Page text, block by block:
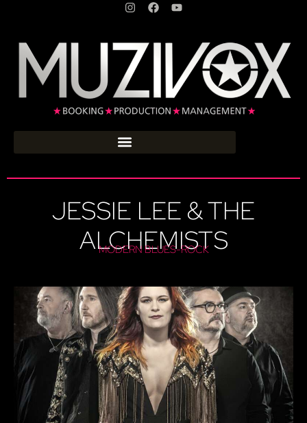
JESSIE LEE & THE
ALCHEMISTS
MODERN BLUES-ROCK